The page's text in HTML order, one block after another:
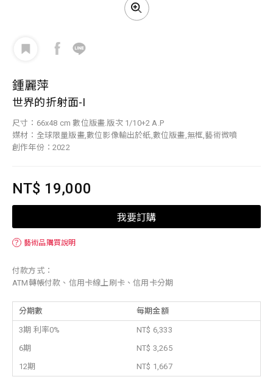
鍾麗萍
世界的折射面-I
尺寸：66x48 cm 數位版畫.版次 1/10+2 A.P
媒材：全球限量版畫,數位影像輸出於紙,數位版畫,無框,藝術微噴
創作年份：2022
NT$ 19,000
我要訂購
？ 藝術品購買說明
付款方式：
ATM轉帳付款、信用卡線上刷卡、信用卡分期
分期數 每期金額
3期 利率0%
NT$ 6,333
6期
NT$ 3,265
12期
NT$ 1,667